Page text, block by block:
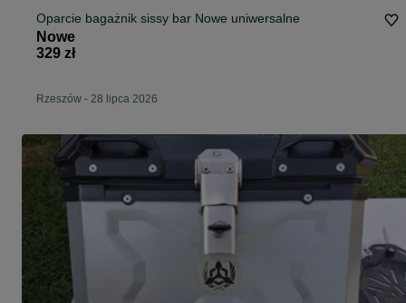
Oparcie bagażnik sissy bar Nowe uniwersalne
Nowe
329 zł
Rzeszów - 28 lipca 2026